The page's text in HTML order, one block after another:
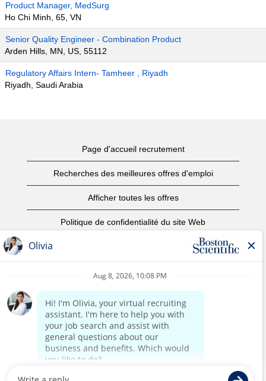
Product Manager, MedSurg
Ho Chi Minh, 65, VN
Senior Quality Engineer - Combination Product
Arden Hills, MN, US, 55112
Regulatory Affairs Intern- Tamheer , Riyadh
Riyadh, Saudi Arabia
Page d'accueil recrutement
Recherches des meilleures offres d'emploi
Afficher toutes les offres
Politique de confidentialité du site Web
Page d'accueil du site de l'entreprise